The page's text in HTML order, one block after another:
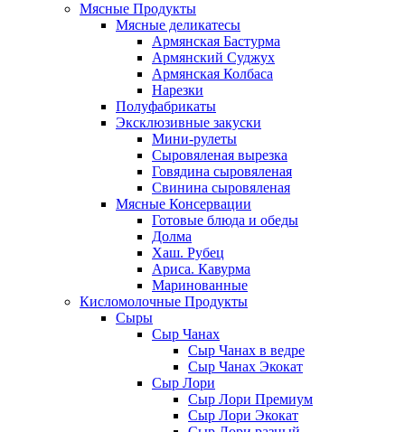
Мясные Продукты
Мясные деликатесы
Армянская Бастурма
Армянский Суджух
Армянская Колбаса
Нарезки
Полуфабрикаты
Эксклюзивные закуски
Мини-рулеты
Сыровяленая вырезка
Говядина сыровяленая
Свинина сыровяленая
Мясные Консервации
Готовые блюда и обеды
Долма
Хаш. Рубец
Ариса. Кавурма
Маринованные
Кисломолочные Продукты
Сыры
Сыр Чанах
Сыр Чанах в ведре
Сыр Чанах Экокат
Сыр Лори
Сыр Лори Премиум
Сыр Лори Экокат